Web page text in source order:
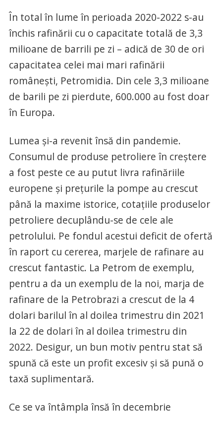
În total în lume în perioada 2020-2022 s-au
închis rafinării cu o capacitate totală de 3,3
milioane de barrili pe zi – adică de 30 de ori
capacitatea celei mai mari rafinării
românești, Petromidia. Din cele 3,3 milioane
de barili pe zi pierdute, 600.000 au fost doar
în Europa.
Lumea și-a revenit însă din pandemie.
Consumul de produse petroliere în creștere
a fost peste ce au putut livra rafinăriile
europene și prețurile la pompe au crescut
până la maxime istorice, cotațiile produselor
petroliere decuplându-se de cele ale
petrolului. Pe fondul acestui deficit de ofertă
în raport cu cererea, marjele de rafinare au
crescut fantastic. La Petrom de exemplu,
pentru a da un exemplu de la noi, marja de
rafinare de la Petrobrazi a crescut de la 4
dolari barilul în al doilea trimestru din 2021
la 22 de dolari în al doilea trimestru din
2022. Desigur, un bun motiv pentru stat să
spună că este un profit excesiv și să pună o
taxă suplimentară.
Ce se va întâmpla însă în decembrie